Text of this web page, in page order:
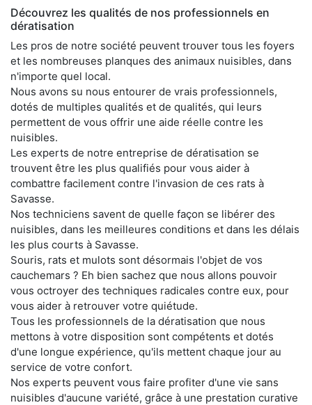
Découvrez les qualités de nos professionnels en
dératisation
Les pros de notre société peuvent trouver tous les foyers
et les nombreuses planques des animaux nuisibles, dans
n'importe quel local.
Nous avons su nous entourer de vrais professionnels,
dotés de multiples qualités et de qualités, qui leurs
permettent de vous offrir une aide réelle contre les
nuisibles.
Les experts de notre entreprise de dératisation se
trouvent être les plus qualifiés pour vous aider à
combattre facilement contre l'invasion de ces rats à
Savasse.
Nos techniciens savent de quelle façon se libérer des
nuisibles, dans les meilleures conditions et dans les délais
les plus courts à Savasse.
Souris, rats et mulots sont désormais l'objet de vos
cauchemars ? Eh bien sachez que nous allons pouvoir
vous octroyer des techniques radicales contre eux, pour
vous aider à retrouver votre quiétude.
Tous les professionnels de la dératisation que nous
mettons à votre disposition sont compétents et dotés
d'une longue expérience, qu'ils mettent chaque jour au
service de votre confort.
Nos experts peuvent vous faire profiter d'une vie sans
nuisibles d'aucune variété, grâce à une prestation curative